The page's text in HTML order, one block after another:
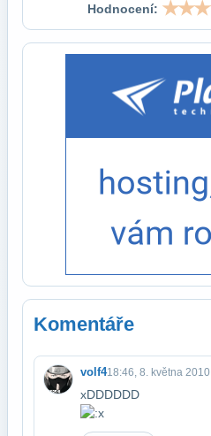
Hodnocení:
Komentáře
volf418:46, 8. května 2010
xDDDDDD